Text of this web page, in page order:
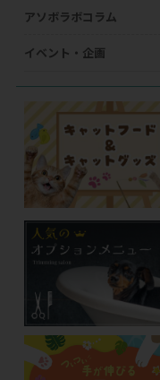
アソボラボコラム
イベント・企画